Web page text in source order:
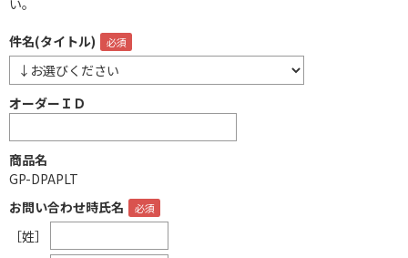
い。
件名(タイトル)
オーダーＩＤ
商品名
GP-DPAPLT
お問い合わせ時氏名
［姓］